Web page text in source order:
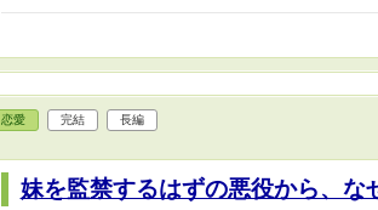
って言い出すのかしら？ 元
恋愛 完結 長編
妹を監禁するはずの悪役から、な